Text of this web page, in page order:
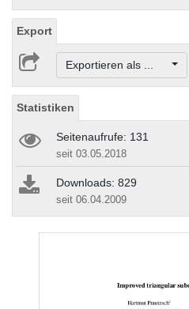
Export
Exportieren als ...
Statistiken
Seitenaufrufe: 131
seit 03.05.2018
Downloads: 829
seit 06.04.2009